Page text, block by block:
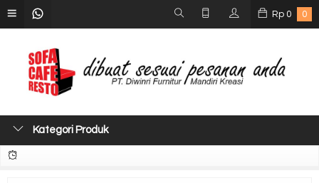
Rp 0 0
Kategori Produk